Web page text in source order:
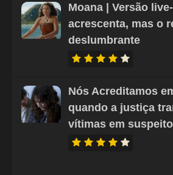
Moana | Versão
acrescenta, mas o
deslumbrante
Nós Acreditamos
quando a justiça
vítimas em